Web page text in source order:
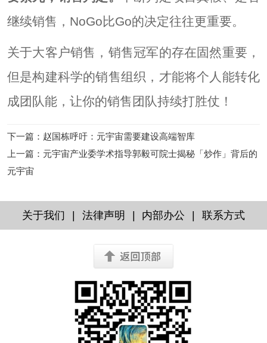
继续销售，NoGo比Go的决定往往更重要。
关于大客户销售，销售冠军的存在固然重要，
但是构建科学的销售组织，才能将个人能转化
成团队能，让你的销售团队持续打胜仗！
下一篇 ： 赵国栋呼吁：元宇宙需要建设高端智库
上一篇 ： 元宇宙产业委学术指导郭毅可院士揭秘「炒作」背后的
元宇宙
关于我们 | 法律声明 | 内部办公 | 联系方式